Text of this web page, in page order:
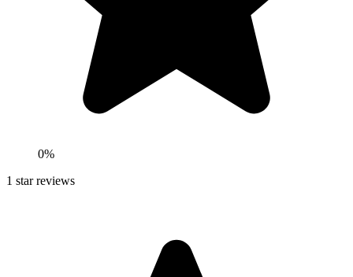
0%
1 star reviews